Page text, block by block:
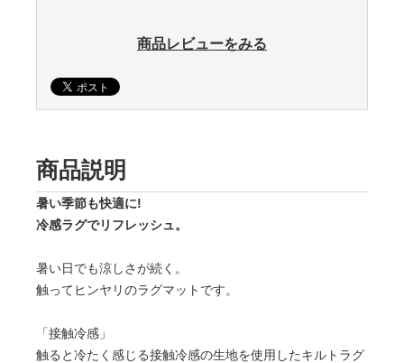
商品レビューをみる
商品説明
暑い季節も快適に!
冷感ラグでリフレッシュ。
暑い日でも涼しさが続く。
触ってヒンヤリのラグマットです。
「接触冷感」
触ると冷たく感じる接触冷感の生地を使用したキルトラグ